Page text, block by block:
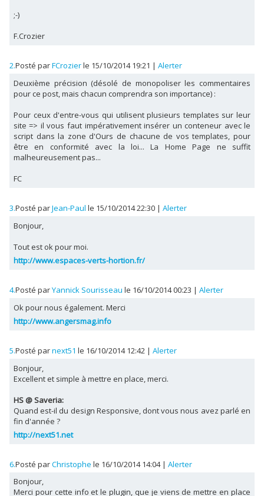
;-)
F.Crozier
2.Posté parFCrozierle 15/10/2014 19:21 | Alerter
Deuxième précision (désolé de monopoliser les commentaires
pour ce post, mais chacun comprendra son importance) :
Pour ceux d'entre-vous qui utilisent plusieurs templates sur leur
site => il vous faut impérativement insérer un conteneur avec le
script dans la zone d'Ours de chacune de vos templates, pour
être en conformité avec la loi... La Home Page ne suffit
malheureusement pas...
FC
3.Posté parJean-Paul le 15/10/2014 22:30 | Alerter
Bonjour,
Tout est ok pour moi.
http://www.espaces-verts-hortion.fr/
4.Posté parYannick Sourisseau le 16/10/2014 00:23 | Alerter
Ok pour nous également. Merci
http://www.angersmag.info
5.Posté parnext51 le 16/10/2014 12:42 | Alerter
Bonjour,
Excellent et simple à mettre en place, merci.
HS @ Saveria:
Quand est-il du design Responsive, dont vous nous avez parlé en
fin d'année ?
http://next51.net
6.Posté parChristophe le 16/10/2014 14:04 | Alerter
Bonjour,
Merci pour cette info et le plugin, que je viens de mettre en place